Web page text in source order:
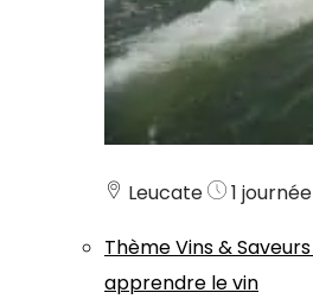
Leucate
1 journée
ThèmeVins & Saveurs
apprendre le vin